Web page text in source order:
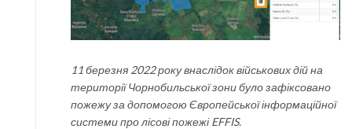
11 березня 2022 року внаслідок військових дій на
території Чорнобильської зони було зафіксовано
пожежу за допомогою Європейської інформаційної
системи про лісові пожежі EFFIS.